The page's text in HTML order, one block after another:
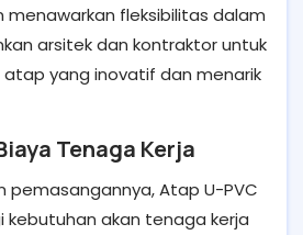
menawarkan fleksibilitas dalam
arsitek dan kontraktor untuk
atap yang inovatif dan menarik
Tenaga Kerja
pemasangannya, Atap U-PVC
kebutuhan akan tenaga kerja